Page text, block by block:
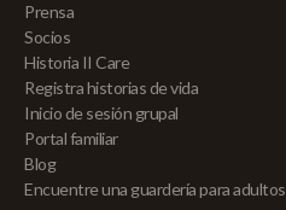
Prensa
Socios
Historia II Care
Registra historias de vida
Inicio de sesión grupal
Portal familiar
Blog
Encuentre una guardería para adultos